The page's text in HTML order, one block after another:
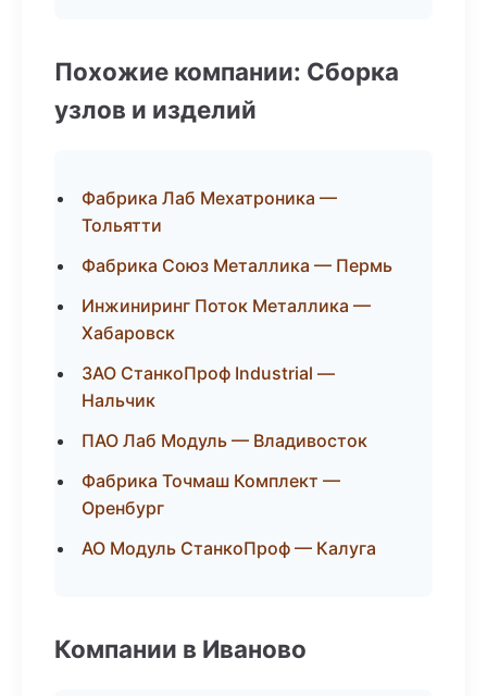
Похожие компании: Сборка
узлов и изделий
Фабрика Лаб Мехатроника —
Тольятти
Фабрика Союз Металлика — Пермь
Инжиниринг Поток Металлика —
Хабаровск
ЗАО СтанкоПроф Industrial —
Нальчик
ПАО Лаб Модуль — Владивосток
Фабрика Точмаш Комплект —
Оренбург
АО Модуль СтанкоПроф — Калуга
Компании в Иваново